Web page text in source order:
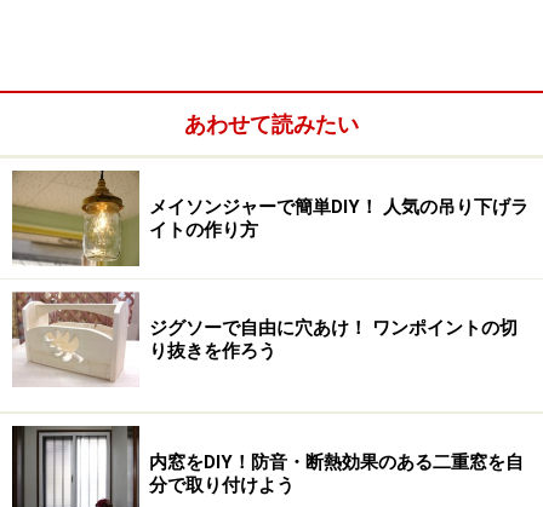
塗料の選び方
木部・鉄部の両方に使える多用途もあります
塗料は塗装する材質によって種類が分かれています。塗
料缶には「木部用」や「鉄部用」など、用途に応じた名
前が書いてあります。裏面にはさらに詳しい用途が書か
れていますので、材質にあった塗料を選んでください。
用途にはない材質に塗ると、塗料が乾かなかったり、剥
がれたりなど、その塗料の性能を発揮できない場合があ
あわせて読みたい
メイソンジャーで簡単DIY！ 人気の吊り下げラ
イトの作り方
ジグソーで自由に穴あけ！ ワンポイントの切
り抜きを作ろう
内窓をDIY！防音・断熱効果のある二重窓を自
分で取り付けよう